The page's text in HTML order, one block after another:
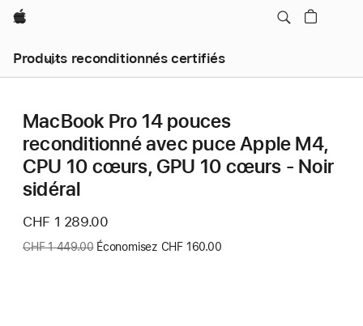
Apple
Produits reconditionnés certifiés
MacBook Pro 14 pouces
reconditionné avec puce Apple M4,
CPU 10 cœurs, GPU 10 cœurs - Noir
sidéral
Nouveau
prix
CHF 1 289.00
Ancien
CHF 1 449.00 Économisez CHF 160.00